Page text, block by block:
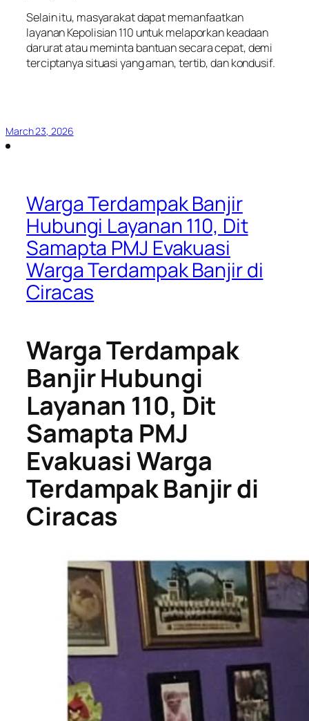
Selain itu, masyarakat dapat memanfaatkan
layanan Kepolisian 110 untuk melaporkan keadaan
darurat atau meminta bantuan secara cepat, demi
terciptanya situasi yang aman, tertib, dan kondusif.
March 23, 2026
Warga Terdampak Banjir
Hubungi Layanan 110, Dit
Samapta PMJ Evakuasi
Warga Terdampak Banjir di
Ciracas
Warga Terdampak
Banjir Hubungi
Layanan 110, Dit
Samapta PMJ
Evakuasi Warga
Terdampak Banjir di
Ciracas